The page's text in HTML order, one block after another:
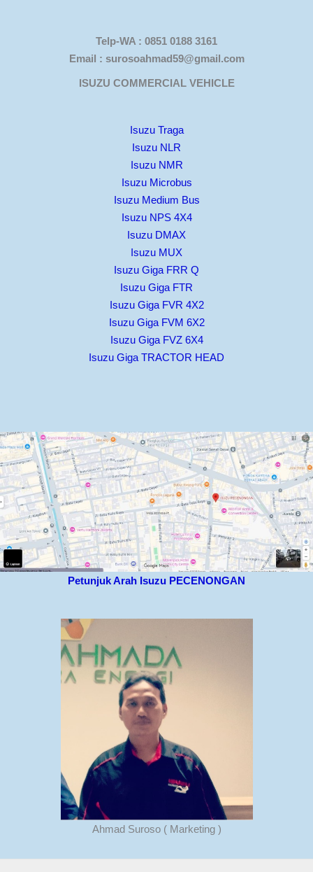
Telp-WA : 0851 0188 3161
Email : surosoahmad59@gmail.com
ISUZU COMMERCIAL VEHICLE
Isuzu Traga
Isuzu NLR
Isuzu NMR
Isuzu Microbus
Isuzu Medium Bus
Isuzu NPS 4X4
Isuzu DMAX
Isuzu MUX
Isuzu Giga FRR Q
Isuzu Giga FTR
Isuzu Giga FVR 4X2
Isuzu Giga FVM 6X2
Isuzu Giga FVZ 6X4
Isuzu Giga TRACTOR HEAD
Petunjuk Arah Isuzu PECENONGAN
Ahmad Suroso ( Marketing )